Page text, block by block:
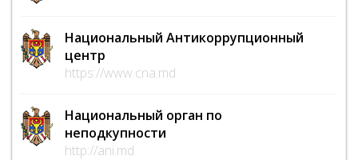
Национальный Антикоррупционный
центр
https://www.cna.md
Национальный орган по
неподкупности
http://ani.md